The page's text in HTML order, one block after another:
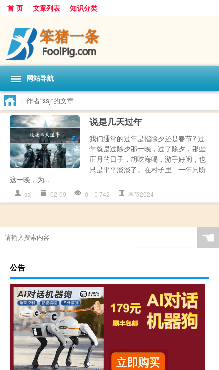
首 页 文章列表 知识分类
网站导航
> 作者“ssj”的文章
说是几天过年
我们通常的过年是指除夕还是春节? 过
年就是过除夕那一晚，过了除夕，那些
正月的日子，胡吃海喝，游手好闲，也
只是平平淡淡了。在村子里，一年只盼
这一晚，为...
ssj 02-09 0 742 春节2024
☚
公告